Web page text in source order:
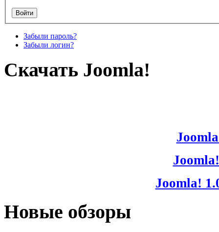
Забыли пароль?
Забыли логин?
Скачать Joomla!
Joomla!
Новые обзоры